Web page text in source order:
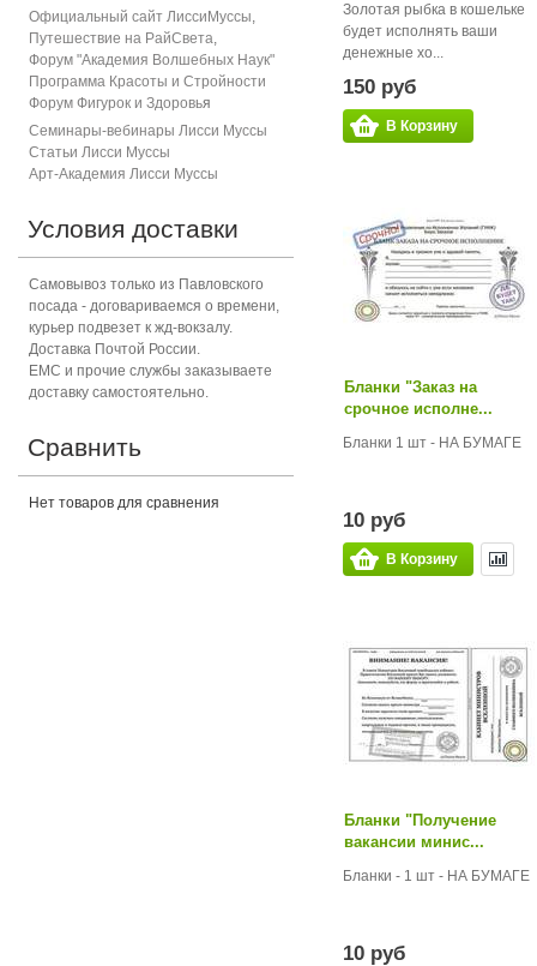
Золотая рыбка в кошельке
будет исполнять ваши
денежные хо...
150 руб
В Корзину
Бланки "Заказ на
срочное исполне...
Бланки 1 шт - НА БУМАГЕ
10 руб
В Корзину
Бланки "Получение
вакансии минис...
Бланки - 1 шт - НА БУМАГЕ
10 руб
Официальный сайт ЛиссиМуссы,
Путешествие на РайСвета,
Форум "Академия Волшебных Наук"
Программа Красоты и Стройности
Форум Фигурок и Здоровья
Семинары-вебинары Лисси Муссы
Статьи Лисси Муссы
Арт-Академия Лисси Муссы
Условия доставки
Самовывоз только из Павловского
посада - договариваемся о времени,
курьер подвезет к жд-вокзалу.
Доставка Почтой России.
ЕМС и прочие службы заказываете
доставку самостоятельно.
Сравнить
Нет товаров для сравнения